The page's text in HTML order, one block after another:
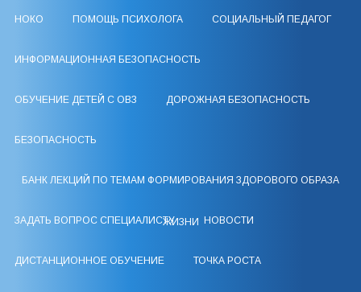
НОКО ПОМОЩЬ ПСИХОЛОГА СОЦИАЛЬНЫЙ ПЕДАГОГ
ИНФОРМАЦИОННАЯ БЕЗОПАСНОСТЬ
ОБУЧЕНИЕ ДЕТЕЙ С ОВЗ ДОРОЖНАЯ БЕЗОПАСНОСТЬ
БЕЗОПАСНОСТЬ
БАНК ЛЕКЦИЙ ПО ТЕМАМ ФОРМИРОВАНИЯ ЗДОРОВОГО ОБРАЗА
ЖИЗНИ
ЗАДАТЬ ВОПРОС СПЕЦИАЛИСТУ НОВОСТИ
ДИСТАНЦИОННОЕ ОБУЧЕНИЕ ТОЧКА РОСТА